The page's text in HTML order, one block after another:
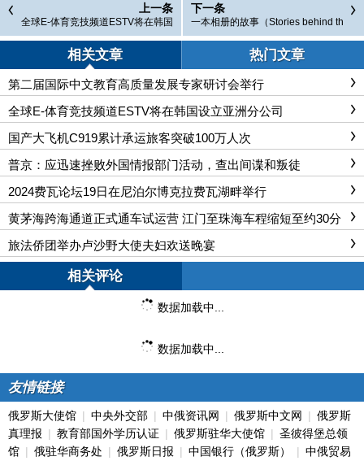
上一条
全球E-体育竞技频道ESTV将在韩国
设立亚洲分公司
下一条
一本相册的故事（Stories behind th
e Album）
相关文章 热门文章
第二届国际中文教育高质量发展专家研讨会举行
全球E-体育竞技频道ESTV将在韩国设立亚洲分公司
国产大飞机C919累计承运旅客突破100万人次
普京：应迅速挫败外国情报部门活动，查出间谍和叛徒
2024费瓦论坛19日在尼泊尔博克拉费瓦湖畔举行
黄茅海跨海通道正式通车试运营 江门至珠海车程缩短至约30分
钟
旅法侨团举办卢沙野大使夫妇欢送晚宴
相关评论
数据加载中...
数据加载中...
友情链接
俄罗斯大使馆 | 中央外交部 | 中俄资讯网 | 俄罗斯中文网 | 俄罗斯
真理报 | 教育部国外学历认证 | 俄罗斯驻华大使馆 | 圣彼得堡总领
馆 | 俄驻华商务处 | 俄罗斯日报 | 中国银行（俄罗斯） | 中俄贸易